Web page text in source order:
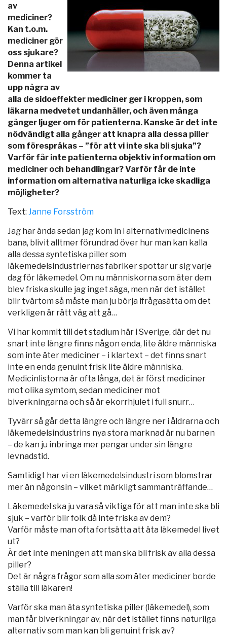
av
mediciner?
Kan t.o.m.
mediciner gör
oss sjukare?
Denna artikel
kommer ta
upp några av
alla de sidoeffekter mediciner ger i kroppen, som
läkarna medvetet undanhåller, och även många
gånger ljuger om för patienterna. Kanske är det inte
nödvändigt alla gånger att knapra alla dessa piller
som förespråkas – ”för att vi inte ska bli sjuka”?
Varför får inte patienterna objektiv information om
mediciner och behandlingar? Varför får de inte
information om alternativa naturliga icke skadliga
möjligheter?
Text: Janne Forsström
Jag har ända sedan jag kom in i alternativmedicinens
bana, blivit alltmer förundrad över hur man kan kalla
alla dessa syntetiska piller som
läkemedelsindustriernas fabriker spottar ur sig varje
dag för läkemedel. Om nu människorna som äter dem
blev friska skulle jag inget säga, men när det istället
blir tvärtom så måste man ju börja ifrågasätta om det
verkligen är rätt väg att gå…
Vi har kommit till det stadium här i Sverige, där det nu
snart inte längre finns någon enda, lite äldre människa
som inte äter mediciner – i klartext – det finns snart
inte en enda genuint frisk lite äldre människa.
Medicinlistorna är ofta långa, det är först mediciner
mot olika symtom, sedan mediciner mot
biverkningarna och så är ekorrhjulet i full snurr…
Tyvärr så går detta längre och längre ner i åldrarna och
läkemedelsindustrins nya stora marknad är nu barnen
– de kan ju inbringa mer pengar under sin längre
levnadstid.
Samtidigt har vi en läkemedelsindustri som blomstrar
mer än någonsin – vilket märkligt sammanträffande…
Läkemedel ska ju vara så viktiga för att man inte ska bli
sjuk – varför blir folk då inte friska av dem?
Varför måste man ofta fortsätta att äta läkemedel livet
ut?
Är det inte meningen att man ska bli frisk av alla dessa
piller?
Det är några frågor som alla som äter mediciner borde
ställa till läkaren!
Varför ska man äta syntetiska piller (läkemedel), som
man får biverkningar av, när det istället finns naturliga
alternativ som man kan bli genuint frisk av?